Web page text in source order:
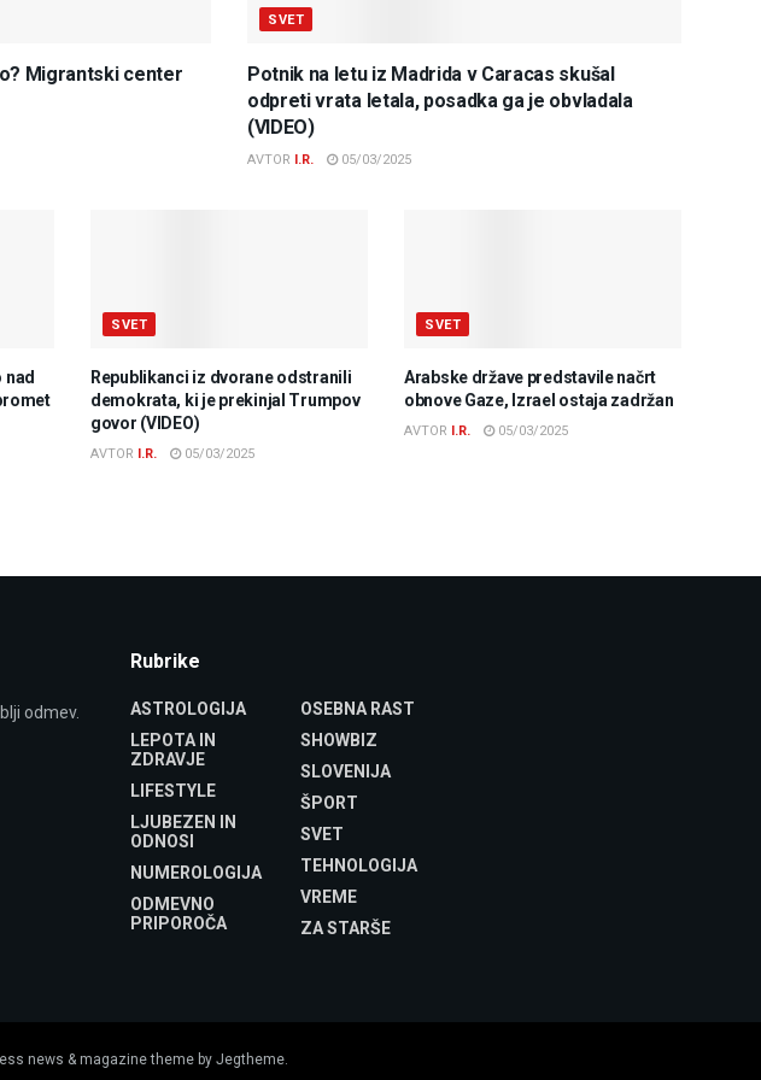
Migrantski center
SVET
Potnik na letu iz Madrida v Caracas skušal
odpreti vrata letala, posadka ga je obvladala
(VIDEO)
AVTOR I.R. 05/03/2025
nad
SVET
Republikanci iz dvorane odstranili
demokrata, ki je prekinjal Trumpov
govor (VIDEO)
AVTOR I.R. 05/03/2025
SVET
Arabske države predstavile načrt
obnove Gaze, Izrael ostaja zadržan
AVTOR I.R. 05/03/2025
odmev.
Rubrike
ASTROLOGIJA
LEPOTA IN
ZDRAVJE
LIFESTYLE
LJUBEZEN IN
ODNOSI
NUMEROLOGIJA
ODMEVNO
PRIPOROČA
OSEBNA RAST
SHOWBIZ
SLOVENIJA
ŠPORT
SVET
TEHNOLOGIJA
VREME
ZA STARŠE
news & magazine theme by Jegtheme